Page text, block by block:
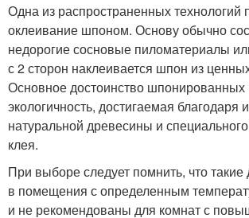
Одна из распространенных технологий
оклеивание шпоном. Основу обычно
недорогие сосновые пиломатериалы
с 2 сторон наклеивается шпон из
Основное достоинство
экологичность, достигаемая благодаря
натуральной древесины и
клея.
При выборе следует помнить, что
в помещения с определенным
и не рекомендованы для комнат с